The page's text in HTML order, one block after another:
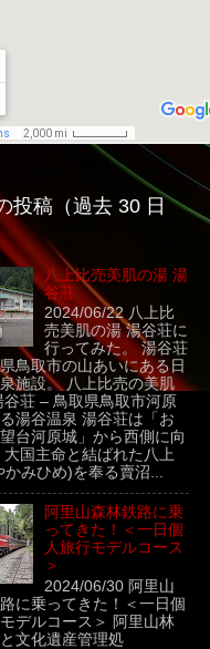
投稿（過去 30 日
八上比売美肌の湯 湯
谷荘
2024/06/22 八上比
売美肌の湯 湯谷荘に
行ってみた。 湯谷荘
鳥取市の山あいにある日
施設。 八上比売の美肌
谷荘 – 鳥取県鳥取市河原
湯谷温泉 湯谷荘は「お
台河原城」から西側に向
大国主命と結ばれた八上
かみひめ)を奉る賣沼...
阿里山森林鉄路に乗
ってきた！＜一日個
人旅行モデルコース
＞
2024/06/30 阿里山
に乗ってきた！＜一日個
デルコース＞ 阿里山林
文化遺産管理処